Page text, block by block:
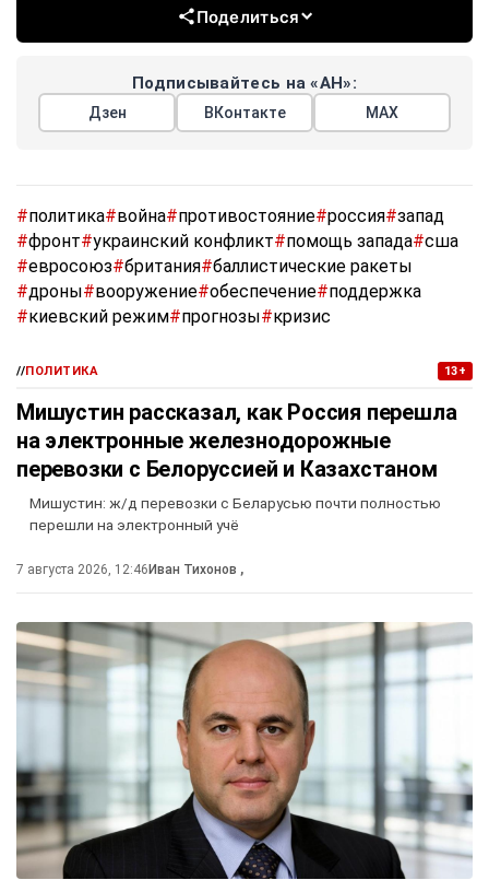
Поделиться
Подписывайтесь на «АН»:
Дзен ВКонтакте МАХ
#политика#война#противостояние#россия#запад
#фронт#украинский конфликт#помощь запада#сша
#евросоюз#британия#баллистические ракеты
#дроны#вооружение#обеспечение#поддержка
#киевский режим#прогнозы#кризис
//ПОЛИТИКА 13+
Мишустин рассказал, как Россия перешла
на электронные железнодорожные
перевозки с Белоруссией и Казахстаном
Мишустин: ж/д перевозки с Беларусью почти полностью
перешли на электронный учё
7 августа 2026, 12:46Иван Тихонов ,